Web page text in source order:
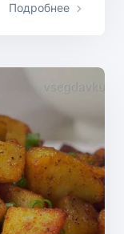
Подробнее